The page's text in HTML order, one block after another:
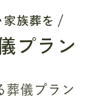
族葬を
プラン
葬儀プラン